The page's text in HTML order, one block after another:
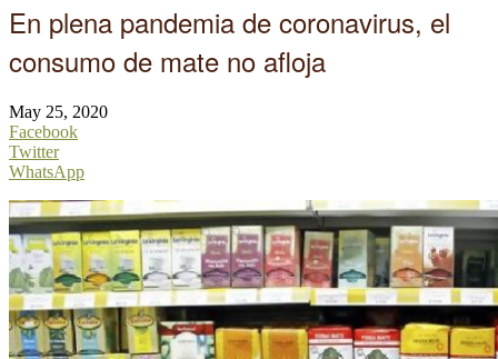
En plena pandemia de coronavirus, el
consumo de mate no afloja
May 25, 2020
Facebook
Twitter
WhatsApp